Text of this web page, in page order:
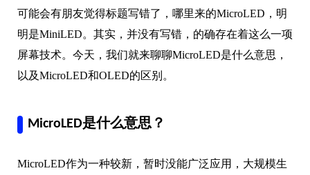
可能会有朋友觉得标题写错了，哪里来的MicroLED，明
明是MiniLED。其实，并没有写错，的确存在着这么一项
屏幕技术。今天，我们就来聊聊MicroLED是什么意思，
以及MicroLED和OLED的区别。
MicroLED是什么意思？
MicroLED作为一种较新，暂时没能广泛应用，大规模生